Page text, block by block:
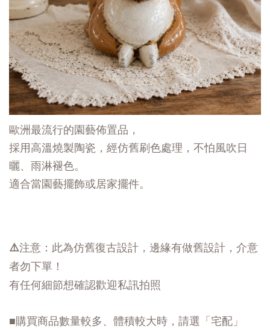
歐洲最流行的園藝佈置品，
採用高溫燒製陶瓷，經仿舊刷色處理，不怕風吹日
曬、雨淋褪色。
適合當園藝擺飾或居家擺件。
⚠️注意：此為仿舊復古設計，邊緣有做舊設計，介意
者勿下單！
有任何細節想確認歡迎私訊拍照
■購買商品數量較多、體積較大時，請選「宅配」